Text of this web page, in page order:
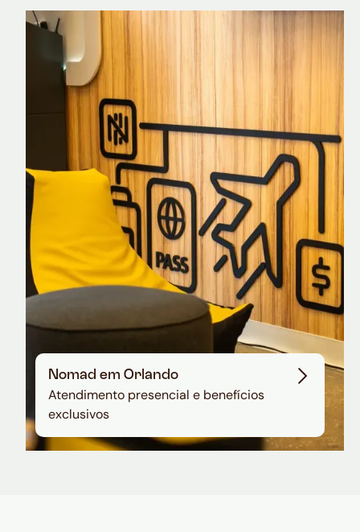
Nomad Explorer
Cartão de crédito brasileiro com cashback
em dólar
Nomad em Orlando
Atendimento presencial e benefícios
exclusivos